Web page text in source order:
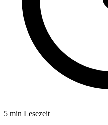
5 min Lesezeit